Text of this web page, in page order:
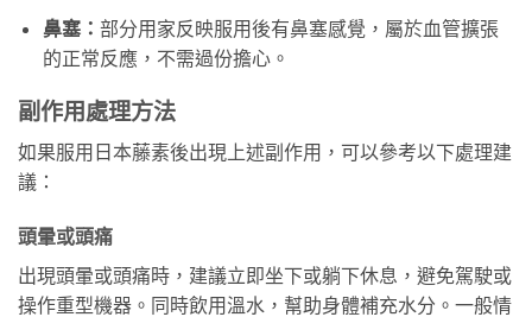
鼻塞： 部分用家反映服用後有鼻塞感覺，屬於血管擴張
的正常反應，不需過份擔心。
副作用處理方法
如果服用日本藤素後出現上述副作用，可以參考以下處理建
議：
頭暈或頭痛
出現頭暈或頭痛時，建議立即坐下或躺下休息，避免駕駛或
操作重型機器。同時飲用溫水，幫助身體補充水分。一般情